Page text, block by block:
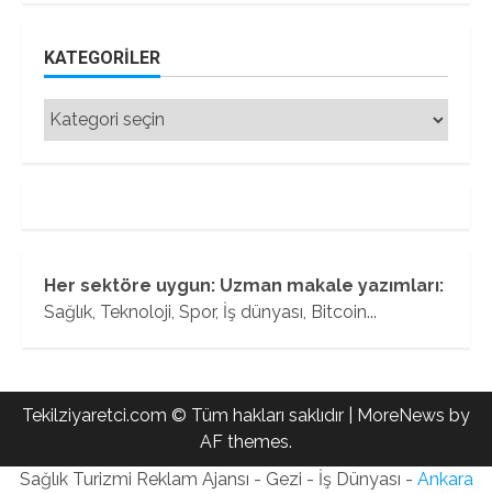
KATEGORILER
Kategoriler
Her sektöre uygun: Uzman makale yazımları:
Sağlık, Teknoloji, Spor, İş dünyası, Bitcoin...
Tekilziyaretci.com © Tüm hakları saklıdır MoreNews by
AF themes.
Sağlık Turizmi Reklam Ajansı - Gezi - İş Dünyası - Ankara